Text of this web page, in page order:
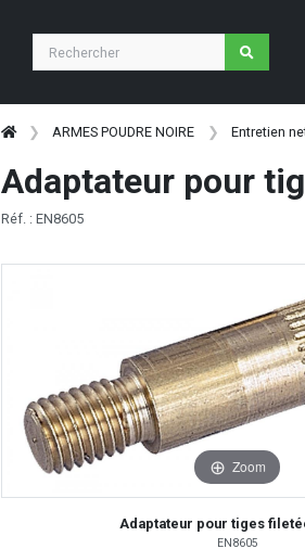
ARMES POUDRE NOIRE Entretien
Adaptateur pour
Réf. : EN8605
Zoom
Adaptateur pour tiges
EN8605